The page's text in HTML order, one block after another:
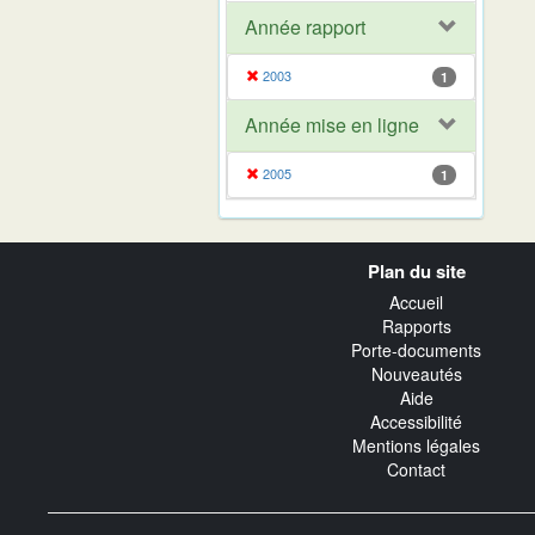
Année rapport
2003 1
Année mise en ligne
2005 1
Plan du site
Accueil
Rapports
Porte-documents
Nouveautés
Aide
Accessibilité
Mentions légales
Contact